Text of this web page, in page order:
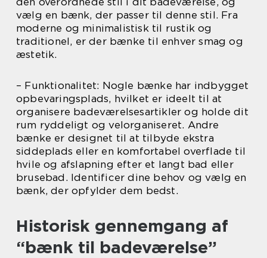
vælg en bænk, der passer til denne stil. Fra
moderne og minimalistisk til rustik og
traditionel, er der bænke til enhver smag og
æstetik.
– Funktionalitet: Nogle bænke har indbygget
opbevaringsplads, hvilket er ideelt til at
organisere badeværelsesartikler og holde dit
rum ryddeligt og velorganiseret. Andre
bænke er designet til at tilbyde ekstra
siddeplads eller en komfortabel overflade til
hvile og afslapning efter et langt bad eller
brusebad. Identificer dine behov og vælg en
bænk, der opfylder dem bedst.
Historisk gennemgang af
“bænk til badeværelse”